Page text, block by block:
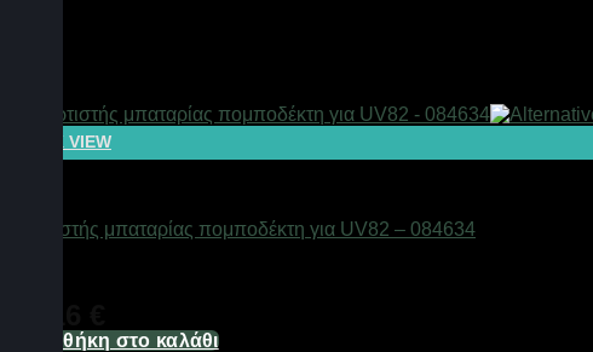
QUICK VIEW
Φορτιστής μπαταρίας πομποδέκτη για UV82 – 084634
Προσθήκη στο καλάθι